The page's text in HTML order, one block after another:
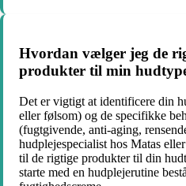
Hvordan vælger jeg de
produkter til min
Det er vigtigt at identificere din
eller følsom) og de specifikke
(fugtgivende, anti-aging,
hudplejespecialist hos Matas
til de rigtige produkter til din
starte med en hudplejerutine